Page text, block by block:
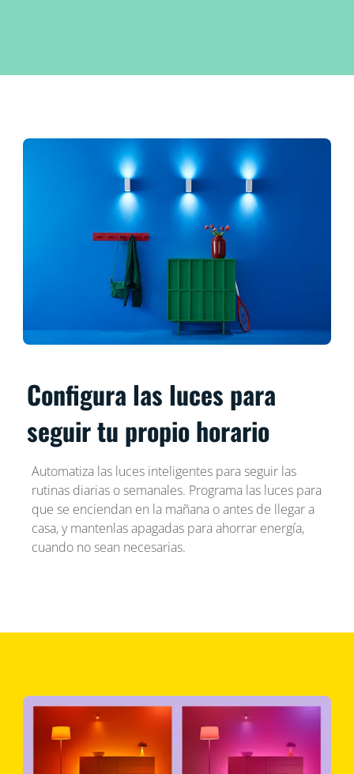
Configura las luces para
seguir tu propio horario
Automatiza las luces inteligentes para seguir las
rutinas diarias o semanales. Programa las luces para
que se enciendan en la mañana o antes de llegar a
casa, y mantenlas apagadas para ahorrar energía,
cuando no sean necesarias.